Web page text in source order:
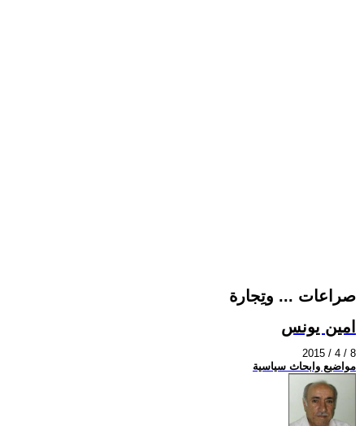
صراعات ... وتِجارة
امين يونس
2015 / 4 / 8
مواضيع وابحاث سياسية